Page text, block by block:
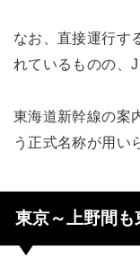
なお、直接運行す
れているものの、
東海道新幹線の案
う正式名称が用い
東京～上野間も